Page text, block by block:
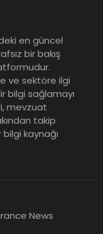
Satış
Atandı
koruma
tutuyor
İlk
en güncel
bir bakış
ve sektöre ilgi
bilgi sağlamayı
mevzuat
takip
kaynağı
News